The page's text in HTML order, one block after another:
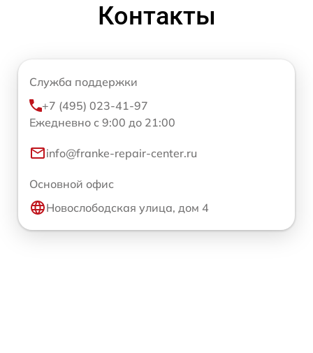
Контакты
Служба поддержки
+7 (495) 023-41-97
Ежедневно с 9:00 до 21:00
info@franke-repair-center.ru
Основной офис
Новослободская улица, дом 4